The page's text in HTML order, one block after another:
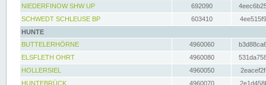
NIEDERFINOW SHW UP
692090
SCHWEDT SCHLEUSE BP
603410
HUNTE
BUTTELERHÖRNE
4960060
ELSFLETH OHRT
4960080
HOLLERSIEL
4960050
HUNTEBRÜCK
4960070